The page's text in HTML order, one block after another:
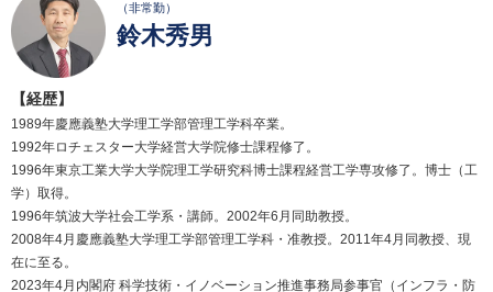
（非常勤）
鈴木秀男
【経歴】
1989年慶應義塾大学理工学部管理工学科卒業。
1992年ロチェスター大学経営大学院修士課程修了。
1996年東京工業大学大学院理工学研究科博士課程経営工学専攻修了。博士（工
学）取得。
1996年筑波大学社会工学系・講師。2002年6月同助教授。
2008年4月慶應義塾大学理工学部管理工学科・准教授。2011年4月同教授、現
在に至る。
2023年4月内閣府 科学技術・イノベーション推進事務局参事官（インフラ・防